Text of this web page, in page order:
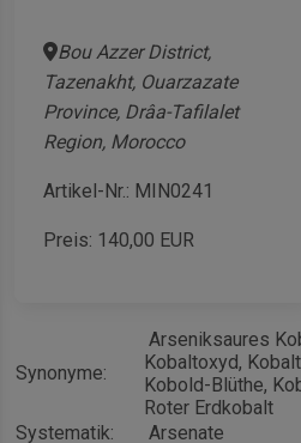
Bou Azzer District,
Tazenakht, Ouarzazate
Province, Drâa-Tafilalet
Region, Morocco
Artikel-Nr.: MIN0241
Preis: 140,00 EUR
Synonyme:
Arseniksaures
Kobaltoxyd,
Kobold-Blüthe,
Roter Erdkobalt
Systematik:
Arsenate